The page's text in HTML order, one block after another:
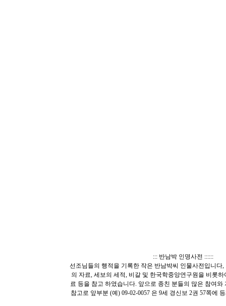
::: 반남박 인명사전 ::::::
선조님들의 행적을 기록한 작은 반남박씨 인물사전입니다
의 자료, 세보의 세적, 비갈 및 한국학중앙연구원을 비롯
료 등을 참고 하였습니다. 앞으로 종친 분들의 많은 참여와
참고로 앞부분 (예) 09-02-0057 은 9세 경신보 2권 57쪽에